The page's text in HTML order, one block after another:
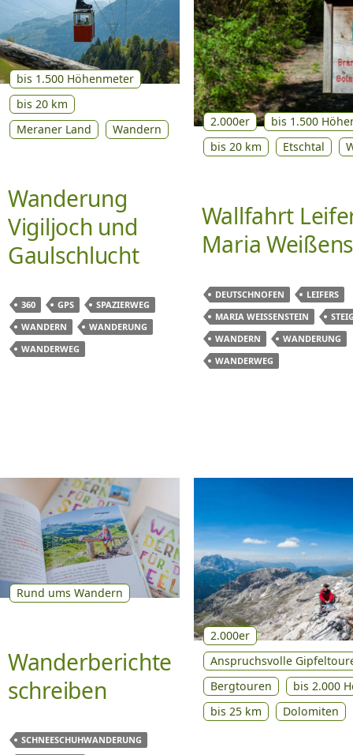
bis 1.500 Höhenmeter
bis 20 km
Meraner Land
Wandern
Wanderung
Vigiljoch und
Gaulschlucht
360 GPS
SPAZIERWEG
WANDERN
WANDERUNG
WANDERWEG
2.000er
bis 1.500
bis 20 km
Etschtal
Wallfahrt
Maria
DEUTSCHNOFEN
LEIFERS
MARIA WEISSENSTEIN
WANDERN
WANDERUNG
WANDERWEG
Rund ums Wandern
Wanderberichte
schreiben
SCHNEESCHUHWANDERUNG
2.000er
Anspruchsvolle
Bergtouren
bis 2.000
bis 25 km
Dolomiten